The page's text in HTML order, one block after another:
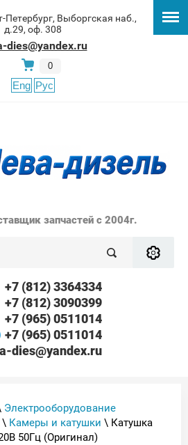
Петербург, Выборгская наб.,
д.29, оф. 308
dies@yandex.ru
0
Eng Рус
запчастей с 2004г.
+7 (812) 3364334
+7 (812) 3090399
+7 (965) 0511014
+7 (965) 0511014
dies@yandex.ru
Электрооборудование
\ Камеры и катушки \ Катушка
50Гц (Оригинал)